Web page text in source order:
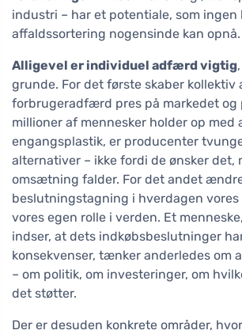
industri – har et potentiale, som ingen
affaldssortering nogensinde kan opnå.
Alligevel er individuel adfærd vigtig
grunde. For det første skaber
forbrugeradfærd pres på markedet og
millioner af mennesker holder op med
engangsplastik, er producenter
alternativer – ikke fordi de ønsker det,
omsætning falder. For det andet
beslutningstagning i hverdagen
vores egen rolle i verden. Et
indser, at dets indkøbsbeslutninger
konsekvenser, tænker anderledes om
– om politik, om investeringer, om
det støtter.
Der er desuden konkrete områder,